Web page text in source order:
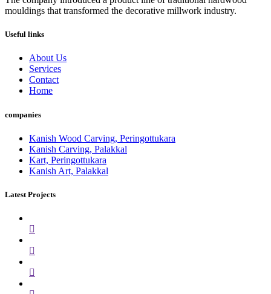
mouldings that transformed the decorative millwork industry.
Useful links
About Us
Services
Contact
Home
companies
Kanish Wood Carving, Peringottukara
Kanish Carving, Palakkal
Kart, Peringottukara
Kanish Art, Palakkal
Latest Projects